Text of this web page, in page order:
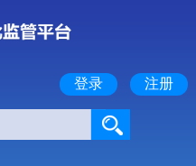
登录 注册